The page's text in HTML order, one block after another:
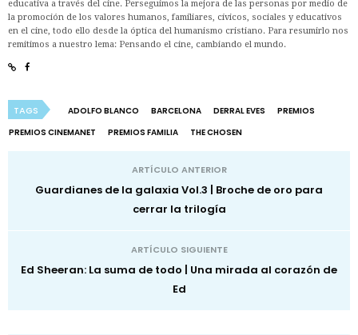
educativa a través del cine. Perseguimos la mejora de las personas por medio de
la promoción de los valores humanos, familiares, cívicos, sociales y educativos
en el cine, todo ello desde la óptica del humanismo cristiano. Para resumirlo nos
remitimos a nuestro lema: Pensando el cine, cambiando el mundo.
TAGS ADOLFO BLANCO BARCELONA DERRAL EVES
PREMIOS
PREMIOS CINEMANET
PREMIOS FAMILIA THE CHOSEN
ARTÍCULO ANTERIOR
Guardianes de la galaxia Vol.3 | Broche de oro para
cerrar la trilogía
ARTÍCULO SIGUIENTE
Ed Sheeran: La suma de todo | Una mirada al corazón de
Ed